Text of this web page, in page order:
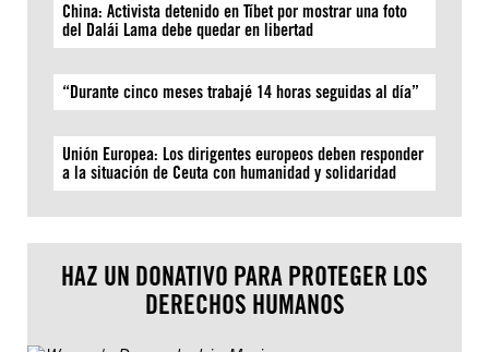
China: Activista detenido en Tíbet por mostrar una foto
del Dalái Lama debe quedar en libertad
“Durante cinco meses trabajé 14 horas seguidas al día”
Unión Europea: Los dirigentes europeos deben responder
a la situación de Ceuta con humanidad y solidaridad
HAZ UN DONATIVO PARA PROTEGER LOS
DERECHOS HUMANOS